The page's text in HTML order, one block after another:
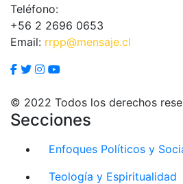
Teléfono:
+56 2 2696 0653
Email: rrpp@mensaje.cl
© 2022 Todos los derechos
Secciones
Enfoques Políticos y
Teología y Espiritualidad